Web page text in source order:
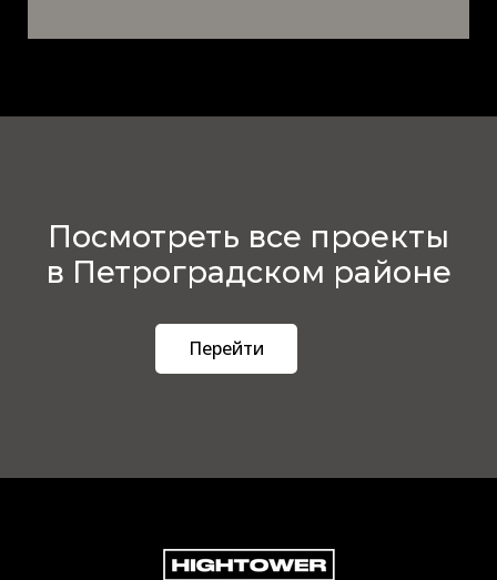
Посмотреть все проекты
в Петроградском районе
Перейти